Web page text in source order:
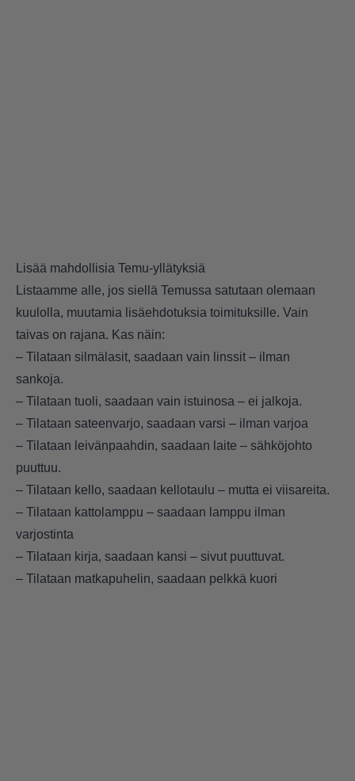
Lisää mahdollisia Temu-yllätyksiä
Listaamme alle, jos siellä Temussa satutaan olemaan
kuulolla, muutamia lisäehdotuksia toimituksille. Vain
taivas on rajana. Kas näin:
– Tilataan silmälasit, saadaan vain linssit – ilman
sankoja.
– Tilataan tuoli, saadaan vain istuinosa – ei jalkoja.
– Tilataan sateenvarjo, saadaan varsi – ilman varjoa
– Tilataan leivänpaahdin, saadaan laite – sähköjohto
puuttuu.
– Tilataan kello, saadaan kellotaulu – mutta ei viisareita.
– Tilataan kattolamppu – saadaan lamppu ilman
varjostinta
– Tilataan kirja, saadaan kansi – sivut puuttuvat.
– Tilataan matkapuhelin, saadaan pelkkä kuori